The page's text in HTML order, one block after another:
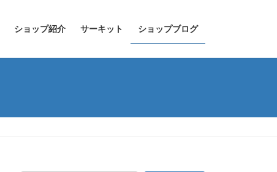
ショップ紹介 サーキット ショップブログ